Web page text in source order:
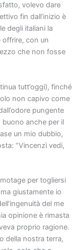
volevo dare
fin dall’inizio è
degli italiani la
offrire, con un
che non fosse
tutt’oggi), finché
non capivo come
pungente
anche per il
un mio dubbio,
“Vincenzì vedi,
per togliersi
giustamente io
del me
opinione è rimasta
proprio ragione.
della nostra terra,